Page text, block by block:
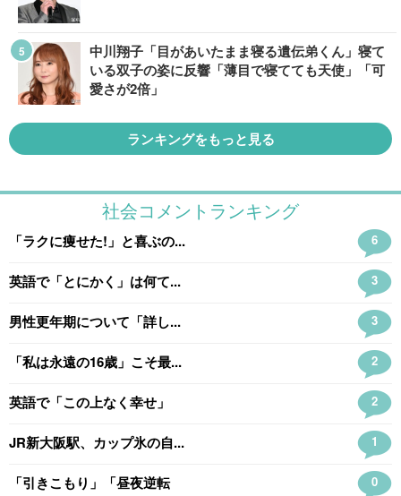
中川翔子「目があいたまま寝る遺伝弟くん」寝て
いる双子の姿に反響「薄目で寝てても天使」「可
愛さが2倍」
ランキングをもっと見る